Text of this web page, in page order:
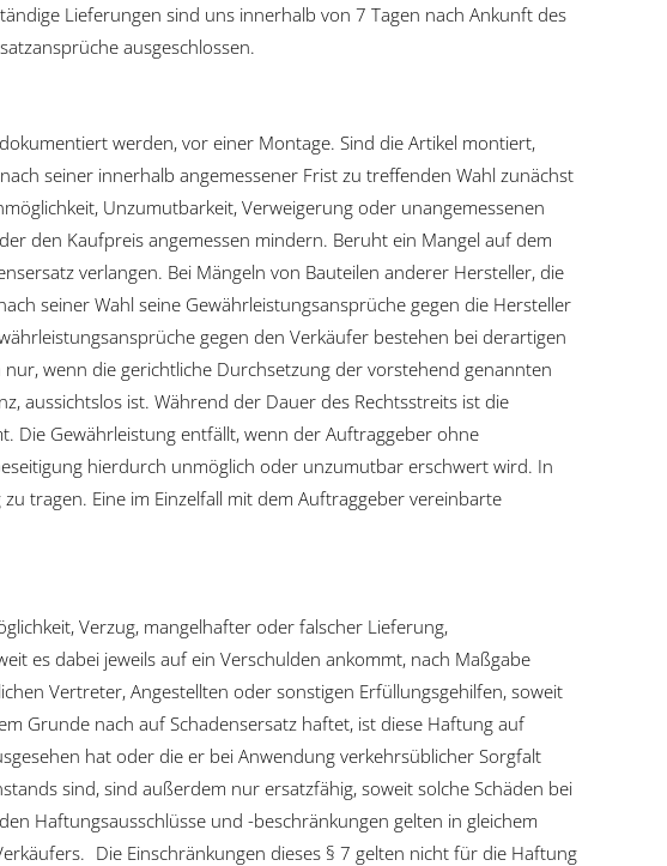
Lieferungen sind uns innerhalb von 7 Tagen nach Ankunft des
ausgeschlossen.
werden, vor einer Montage. Sind die Artikel montiert,
seiner innerhalb angemessener Frist zu treffenden Wahl zunächst
Unzumutbarkeit, Verweigerung oder unangemessenen
den Kaufpreis angemessen mindern. Beruht ein Mangel auf dem
verlangen. Bei Mängeln von Bauteilen anderer Hersteller, die
seiner Wahl seine Gewährleistungsansprüche gegen die Hersteller
gegen den Verkäufer bestehen bei derartigen
wenn die gerichtliche Durchsetzung der vorstehend genannten
aussichtslos ist. Während der Dauer des Rechtsstreits ist die
Die Gewährleistung entfällt, wenn der Auftraggeber ohne
hierdurch unmöglich oder unzumutbar erschwert wird. In
tragen. Eine im Einzelfall mit dem Auftraggeber vereinbarte
Verzug, mangelhafter oder falscher Lieferung,
es dabei jeweils auf ein Verschulden ankommt, nach Maßgabe
Vertreter, Angestellten oder sonstigen Erfüllungsgehilfen, soweit
Grunde nach auf Schadensersatz haftet, ist diese Haftung auf
hat oder die er bei Anwendung verkehrsüblicher Sorgfalt
sind, sind außerdem nur ersatzfähig, soweit solche Schäden bei
Haftungsausschlüsse und -beschränkungen gelten in gleichem
Die Einschränkungen dieses § 7 gelten nicht für die Haftung